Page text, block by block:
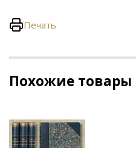
Печать
Похожие товары